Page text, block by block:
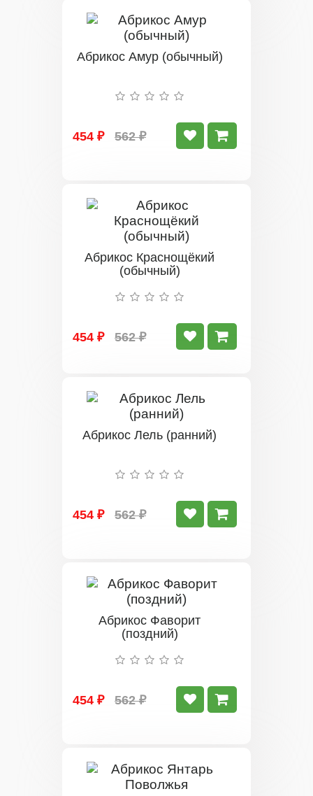
Абрикос Амур (обычный)
454 ₽ 562 ₽
Абрикос Краснощёкий
(обычный)
454 ₽ 562 ₽
Абрикос Лель (ранний)
454 ₽ 562 ₽
Абрикос Фаворит
(поздний)
454 ₽ 562 ₽